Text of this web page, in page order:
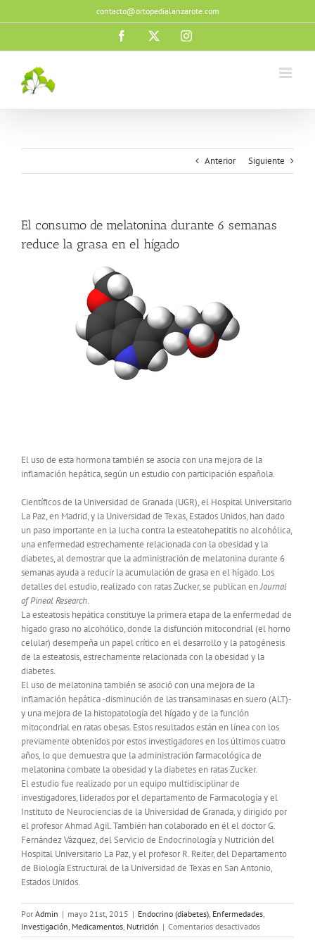
al
contacto@ortopedialanzarote.com
Facebook Instagram
Anterior Siguiente
El consumo de melatonina durante 6 semanas
reduce la grasa en el hígado
El uso de esta hormona también se asocia con una mejora de la
inflamación hepática, según un estudio con participación española.
Científicos de la Universidad de Granada (UGR), el Hospital Universitario
La Paz, en Madrid, y la Universidad de Texas, Estados Unidos, han dado
un paso importante en la lucha contra la esteatohepatitis no alcohólica,
una enfermedad estrechamente relacionada con la obesidad y la
diabetes, al demostrar que la administración de melatonina durante 6
semanas ayuda a reducir la acumulación de grasa en el hígado. Los
detalles del estudio, realizado con ratas Zucker, se publican enJournal
of Pineal Research.
La esteatosis hepática constituye la primera etapa de la enfermedad de
hígado graso no alcohólico, donde la disfunción mitocondrial (el horno
celular) desempeña un papel crítico en el desarrollo y la patogénesis
de la esteatosis, estrechamente relacionada con la obesidad y la
diabetes.
El uso de melatonina también se asoció con una mejora de la
inflamación hepática -disminución de las transaminasas en suero (ALT)-
y una mejora de la histopatología del hígado y de la función
mitocondrial en ratas obesas. Estos resultados están en línea con los
previamente obtenidos por estos investigadores en los últimos cuatro
años, lo que demuestra que la administración farmacológica de
melatonina combate la obesidad y la diabetes en ratas Zucker.
El estudio fue realizado por un equipo multidisciplinar de
investigadores, liderados por el departamento de Farmacología y el
Instituto de Neurociencias de la Universidad de Granada, y dirigido por
el profesor Ahmad Agil. También han colaborado en él el doctor G.
Fernández Vázquez, del Servicio de Endocrinología y Nutrición del
Hospital Universitario La Paz, y el profesor R. Reiter, del Departamento
de Biología Estructural de la Universidad de Texas en San Antonio,
Estados Unidos.
Por Admin | mayo 21st, 2015 | Endocrino (diabetes), Enfermedades,
Investigación, Medicamentos, Nutrición | Comentarios desactivadosen
El